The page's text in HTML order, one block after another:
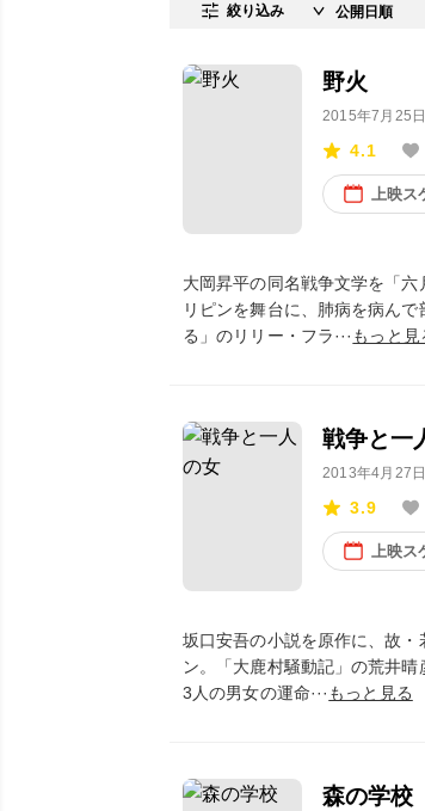
絞り込み
野火
2015年7月25
4.1
上映
大岡昇平の同名戦争文学を「
リピンを舞台に、肺病を病ん
る」のリリー・フラ··· もっと見
戦争と一
2013年4月27
3.9
上映
坂口安吾の小説を原作に、故
ン。「大鹿村騒動記」の荒井
3人の男女の運命··· もっと見る
森の学校